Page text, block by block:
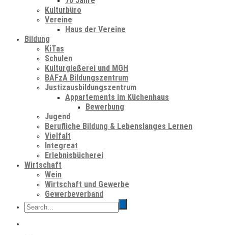
Kulturbüro
Vereine
Haus der Vereine
Bildung
KiTas
Schulen
Kulturgießerei und MGH
BAFzA Bildungszentrum
Justizausbildungszentrum
Appartements im Küchenhaus
Bewerbung
Jugend
Berufliche Bildung & Lebenslanges Lernen
Vielfalt
Integreat
Erlebnisbücherei
Wirtschaft
Wein
Wirtschaft und Gewerbe
Gewerbeverband